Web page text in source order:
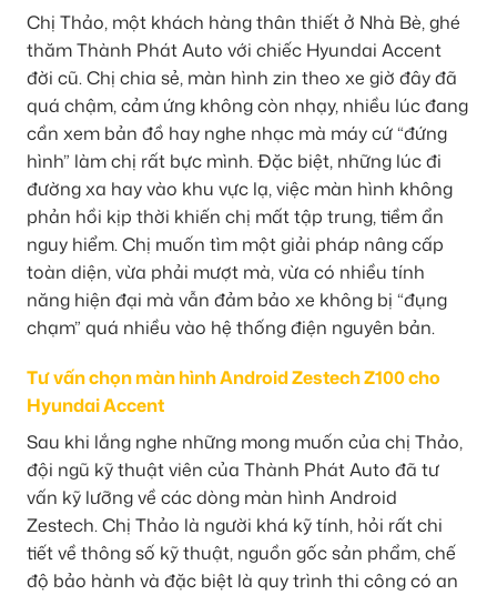
Chị Thảo, một khách hàng thân thiết ở Nhà Bè, ghé
thăm Thành Phát Auto với chiếc Hyundai Accent
đời cũ. Chị chia sẻ, màn hình zin theo xe giờ đây đã
quá chậm, cảm ứng không còn nhạy, nhiều lúc đang
cần xem bản đồ hay nghe nhạc mà máy cứ “đứng
hình” làm chị rất bực mình. Đặc biệt, những lúc đi
đường xa hay vào khu vực lạ, việc màn hình không
phản hồi kịp thời khiến chị mất tập trung, tiềm ẩn
nguy hiểm. Chị muốn tìm một giải pháp nâng cấp
toàn diện, vừa phải mượt mà, vừa có nhiều tính
năng hiện đại mà vẫn đảm bảo xe không bị “đụng
chạm” quá nhiều vào hệ thống điện nguyên bản.
Tư vấn chọn màn hình Android Zestech Z100 cho
Hyundai Accent
Sau khi lắng nghe những mong muốn của chị Thảo,
đội ngũ kỹ thuật viên của Thành Phát Auto đã tư
vấn kỹ lưỡng về các dòng màn hình Android
Zestech. Chị Thảo là người khá kỹ tính, hỏi rất chi
tiết về thông số kỹ thuật, nguồn gốc sản phẩm, chế
độ bảo hành và đặc biệt là quy trình thi công có an